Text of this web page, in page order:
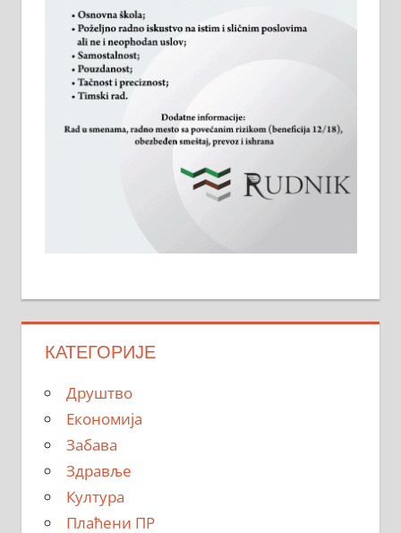
КАТЕГОРИЈЕ
Друштво
Економија
Забава
Здравље
Култура
Плаћени ПР